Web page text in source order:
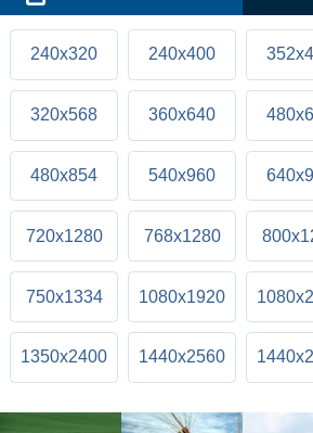
240x320 240x400
320x568 360x640
480x854 540x960
720x1280 768x1280
750x1334 1080x1920
1350x2400 1440x2560